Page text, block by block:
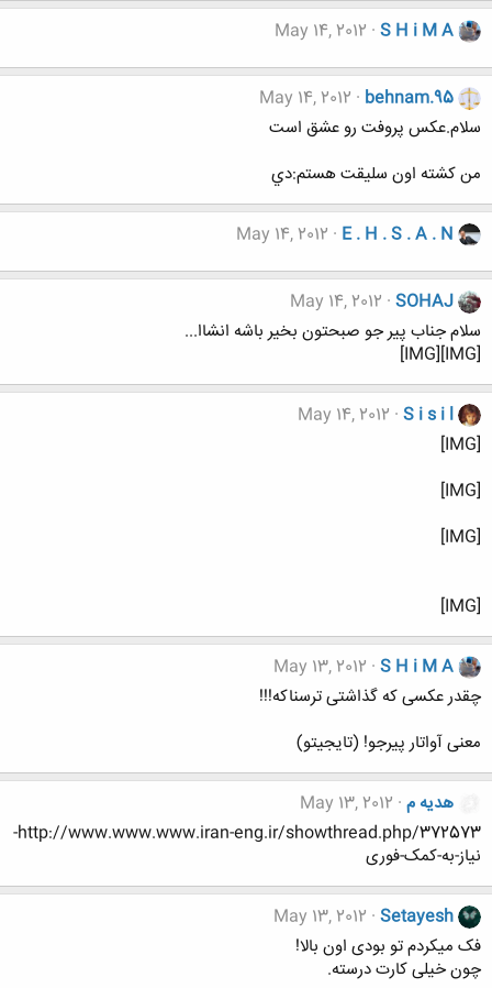
S H i M A
May 14, 2012
behnam.95
May 14, 2012
سلام.عكس پروفت رو عشق است
من كشته اون سليقت هستم:دي
E . H . S . A . N
May 14, 2012
SOHAJ
May 14, 2012
سلام جناب پیر جو صبحتون بخیر باشه انشاا...
[IMG][IMG]
S i s i l
May 14, 2012
[IMG]
[IMG]
[IMG]
[IMG]
S H i M A
May 13, 2012
چقدر عکسی که گذاشتی ترسناکه!!!
معنی آواتار پیرجو! (تایجیتو)
هدیه م May 13, 2012
http://www.www.www.iran-eng.ir/showthread.php/372573-
نیاز-به-کمک-فوری
Setayesh
May 13, 2012
فک میکردم تو بودی اون بالا!
چون خیلی کارت درسته.